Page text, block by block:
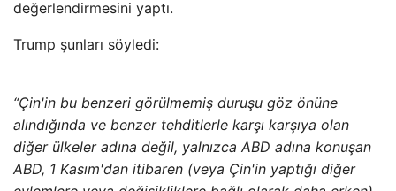
değerlendirmesini yaptı.
Trump şunları söyledi:
“Çin'in bu benzeri görülmemiş duruşu göz önüne
alındığında ve benzer tehditlerle karşı karşıya olan
diğer ülkeler adına değil, yalnızca ABD adına konuşan
ABD, 1 Kasım'dan itibaren (veya Çin'in yaptığı diğer